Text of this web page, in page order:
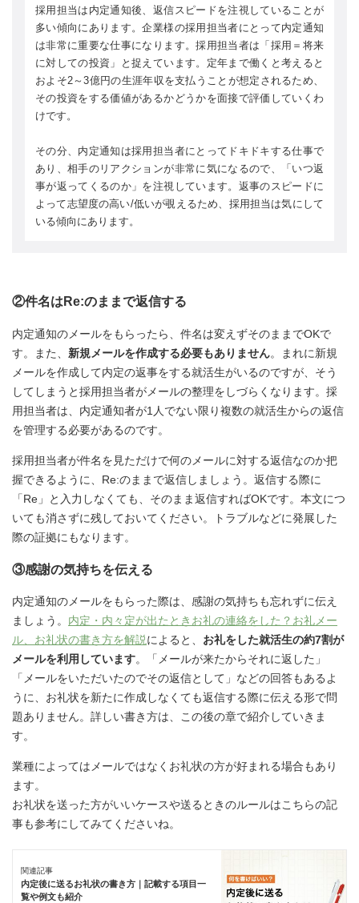
採用担当は内定通知後、返信スピードを注視していることが
多い傾向にあります。企業様の採用担当者にとって内定通知
は非常に重要な仕事になります。採用担当者は「採用＝将来
に対しての投資」と捉えています。定年まで働くと考えると
およそ2～3億円の生涯年収を支払うことが想定されるため、
その投資をする価値があるかどうかを面接で評価していくわ
けです。
その分、内定通知は採用担当者にとってドキドキする仕事で
あり、相手のリアクションが非常に気になるので、「いつ返
事が返ってくるのか」を注視しています。返事のスピードに
よって志望度の高い/低いが覗えるため、採用担当は気にして
いる傾向にあります。
②件名はRe:のままで返信する
内定通知のメールをもらったら、件名は変えずそのままでOKで
す。また、 新規メールを作成する必要もありません。まれに新規
メールを作成して内定の返事をする就活生がいるのですが、そう
してしまうと採用担当者がメールの整理をしづらくなります。採
用担当者は、内定通知者が1人でない限り複数の就活生からの返信
を管理する必要があるのです。
採用担当者が件名を見ただけで何のメールに対する返信なのか把
握できるように、Re:のままで返信しましょう。返信する際に
「Re」と入力しなくても、そのまま返信すればOKです。本文につ
いても消さずに残しておいてください。トラブルなどに発展した
際の証拠にもなります。
③感謝の気持ちを伝える
内定通知のメールをもらった際は、感謝の気持ちも忘れずに伝え
ましょう。 内定・内々定が出たときお礼の連絡をした？お礼メー
ル、お礼状の書き方を解説によると、 お礼をした就活生の約7割が
メールを利用しています。「メールが来たからそれに返した」
「メールをいただいたのでその返信として」などの回答もあるよ
うに、お礼状を新たに作成しなくても返信する際に伝える形で問
題ありません。詳しい書き方は、この後の章で紹介していきま
す。
業種によってはメールではなくお礼状の方が好まれる場合もあり
ます。
お礼状を送った方がいいケースや送るときのルールはこちらの記
事も参考にしてみてくださいね。
関連記事
内定後に送るお礼状の書き方｜記載する項目一
覧や例文も紹介